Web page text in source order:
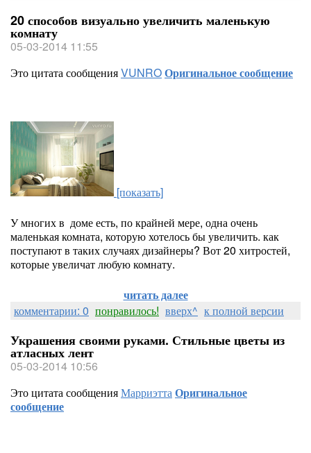
20 способов визуально увеличить маленькую
комнату
05-03-2014 11:55
Это цитата сообщенияVUNROОригинальное сообщение
[показать]
У многих в доме есть, по крайней мере, одна очень
маленькая комната, которую хотелось бы увеличить. как
поступают в таких случаях дизайнеры? Вот 20 хитростей,
которые увеличат любую комнату.
читать далее
комментарии: 0 понравилось! вверх^ к полной версии
Украшения своими руками. Стильные цветы из
атласных лент
05-03-2014 10:56
Это цитата сообщенияМарриэттаОригинальное
сообщение